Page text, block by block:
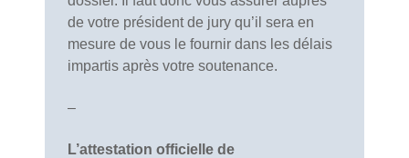
de votre président de jury qu’il sera en
mesure de vous le fournir dans les délais
impartis après votre soutenance.
–
L’attestation officielle de